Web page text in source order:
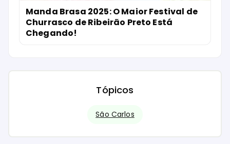
Manda Brasa 2025: O Maior Festival de
Churrasco de Ribeirão Preto Está
Chegando!
Tópicos
São Carlos